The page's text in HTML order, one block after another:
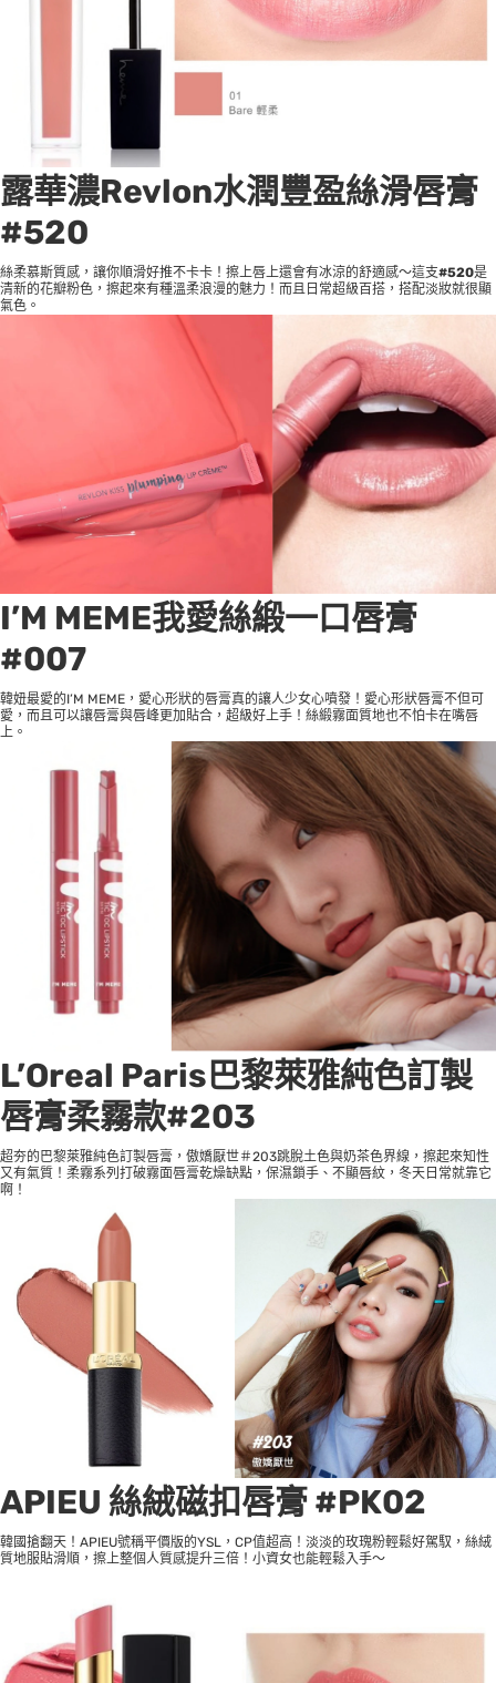
露華濃Revlon水潤豐盈絲滑唇膏
#520
絲柔慕斯質感，讓你順滑好推不卡卡！擦上唇上還會有冰涼的舒適感～這支#520是
清新的花瓣粉色，擦起來有種溫柔浪漫的魅力！而且日常超級百搭，搭配淡妝就很顯
氣色。
I’M MEME我愛絲緞一口唇膏
#007
韓妞最愛的I’M MEME，愛心形狀的唇膏真的讓人少女心噴發！愛心形狀唇膏不但可
愛，而且可以讓唇膏與唇峰更加貼合，超級好上手！絲緞霧面質地也不怕卡在嘴唇
上。
L’Oreal Paris巴黎萊雅純色訂製
唇膏柔霧款#203
超夯的巴黎萊雅純色訂製唇膏，傲嬌厭世＃203跳脫土色與奶茶色界線，擦起來知性
又有氣質！柔霧系列打破霧面唇膏乾燥缺點，保濕鎖手、不顯唇紋，冬天日常就靠它
啊！
APIEU 絲絨磁扣唇膏 #PK02
韓國搶翻天！APIEU號稱平價版的YSL，CP值超高！淡淡的玫瑰粉輕鬆好駕馭，絲絨
質地服貼滑順，擦上整個人質感提升三倍！小資女也能輕鬆入手～